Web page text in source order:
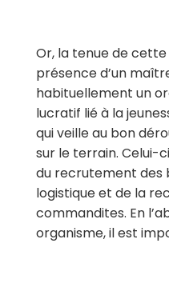
Or, la tenue de
présence d’un
habituellement un
lucratif lié à la
qui veille au bon
sur le terrain. Celui-
du recrutement des
logistique et de la
commandites. En
organisme, il est